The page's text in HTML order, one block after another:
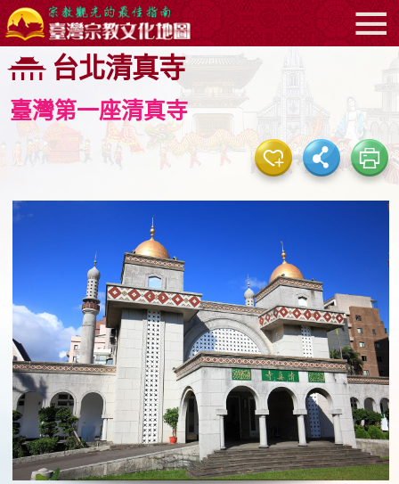
跳
到
要
塊
:::
台北清真寺
臺灣第一座清真寺